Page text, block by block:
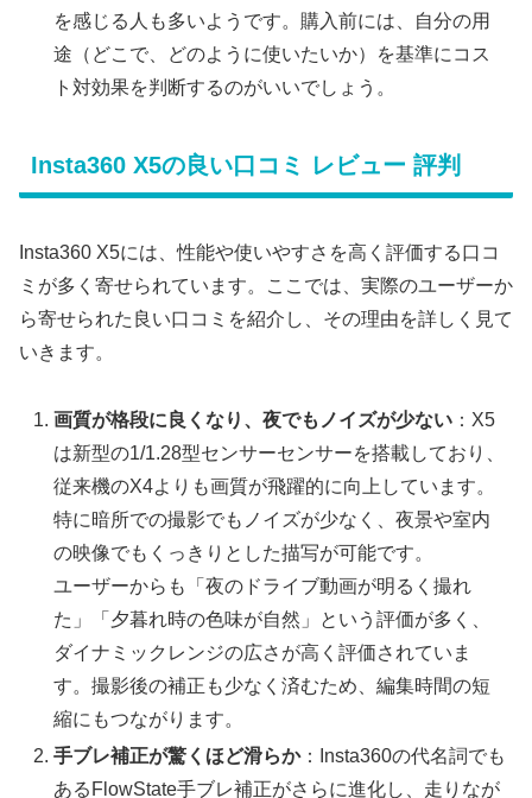
を感じる人も多いようです。購入前には、自分の用
途（どこで、どのように使いたいか）を基準にコス
ト対効果を判断するのがいいでしょう。
Insta360 X5の良い口コミ レビュー 評判
Insta360 X5には、性能や使いやすさを高く評価する口コ
ミが多く寄せられています。ここでは、実際のユーザーか
ら寄せられた良い口コミを紹介し、その理由を詳しく見て
いきます。
画質が格段に良くなり、夜でもノイズが少ない ：X5
は新型の1/1.28型センサーセンサーを搭載しており、
従来機のX4よりも画質が飛躍的に向上しています。
特に暗所での撮影でもノイズが少なく、夜景や室内
の映像でもくっきりとした描写が可能です。
ユーザーからも「夜のドライブ動画が明るく撮れ
た」「夕暮れ時の色味が自然」という評価が多く、
ダイナミックレンジの広さが高く評価されていま
す。撮影後の補正も少なく済むため、編集時間の短
縮にもつながります。
手ブレ補正が驚くほど滑らか：Insta360の代名詞でも
あるFlowState手ブレ補正がさらに進化し、走りなが